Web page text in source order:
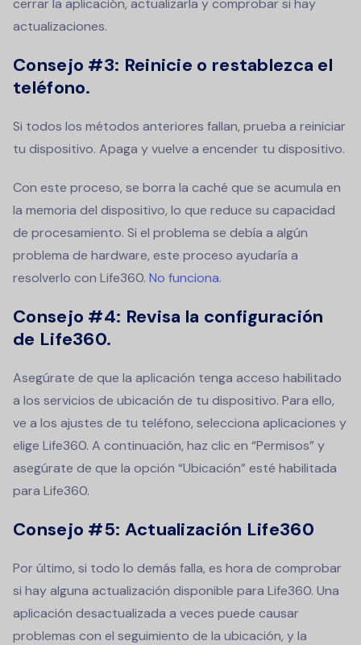
cerrar la aplicación, actualizarla y comprobar si hay
actualizaciones.
Consejo #3: Reinicie o restablezca el
teléfono.
Si todos los métodos anteriores fallan, prueba a reiniciar
tu dispositivo. Apaga y vuelve a encender tu dispositivo.
Con este proceso, se borra la caché que se acumula en
la memoria del dispositivo, lo que reduce su capacidad
de procesamiento. Si el problema se debía a algún
problema de hardware, este proceso ayudaría a
resolverlo con Life360. No funciona.
Consejo #4: Revisa la configuración
de Life360.
Asegúrate de que la aplicación tenga acceso habilitado
a los servicios de ubicación de tu dispositivo. Para ello,
ve a los ajustes de tu teléfono, selecciona aplicaciones y
elige Life360. A continuación, haz clic en “Permisos” y
asegúrate de que la opción “Ubicación” esté habilitada
para Life360.
Consejo #5: Actualización Life360
Por último, si todo lo demás falla, es hora de comprobar
si hay alguna actualización disponible para Life360. Una
aplicación desactualizada a veces puede causar
problemas con el seguimiento de la ubicación, y la